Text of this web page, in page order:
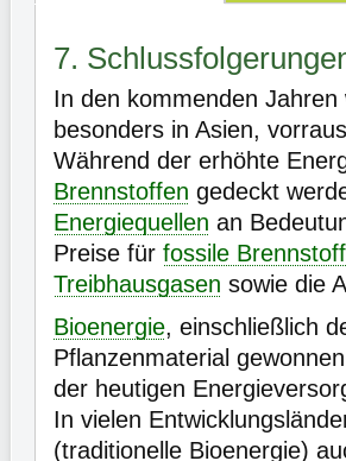
7.
In den kommenden
besonders in Asien,
Während der erhöhte
Brennstoffen gedeckt
Energiequellen an
Preise für fossile
Treibhausgasen sowie die
Bioenergie, einschließlich
Pflanzenmaterial
der heutigen
In vielen
(traditionelle Bioenergie)